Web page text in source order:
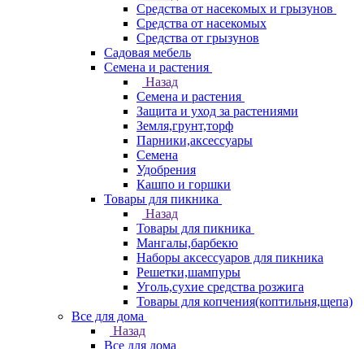
Средства от насекомых и грызунов
Средства от насекомых
Средства от грызунов
Садовая мебель
Семена и растения
Назад
Семена и растения
Защита и уход за растениями
Земля,грунт,торф
Парники,аксессуары
Семена
Удобрения
Кашпо и горшки
Товары для пикника
Назад
Товары для пикника
Мангалы,барбекю
Наборы аксессуаров для пикника
Решетки,шампуры
Уголь,сухие средства розжига
Товары для копчения(коптильня,щепа)
Все для дома
Назад
Все для дома